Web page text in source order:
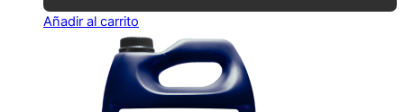
Añadir al carrito